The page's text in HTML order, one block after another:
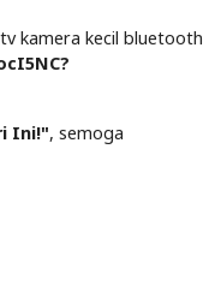
kamera kecil bluetooth
Ini!", semoga